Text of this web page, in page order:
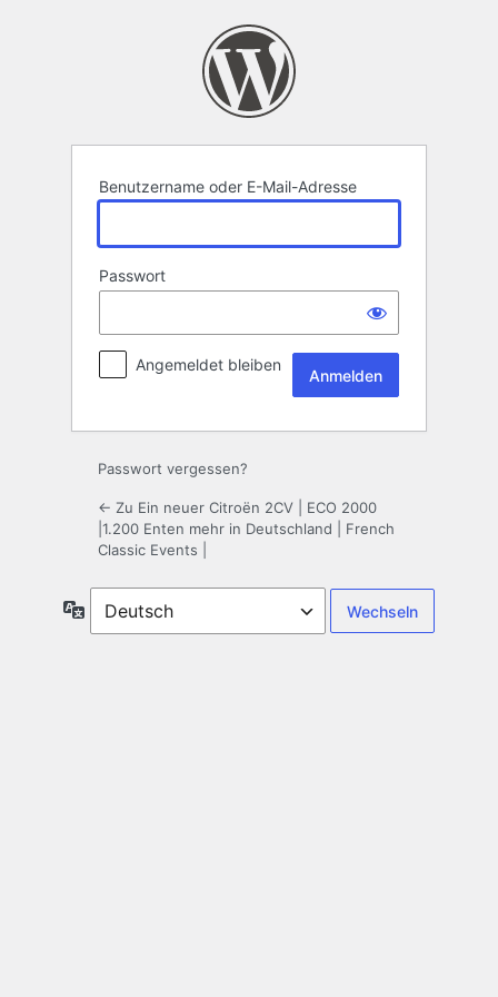
Benutzername oder E-Mail-Adresse
Passwort
Angemeldet bleiben
Passwort vergessen?
← Zu Ein neuer Citroën 2CV | ECO 2000
|1.200 Enten mehr in Deutschland | French
Classic Events |
Sprache